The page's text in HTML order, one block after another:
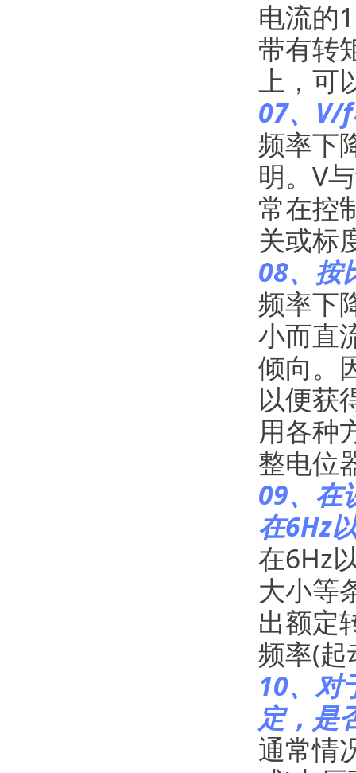
电流的
带有转
上，可
07、V/
频率下
明。V
常在控
关或标
08、按
频率下
小而直
倾向。
以便获
用各种
整电位
09、在
在6Hz
在6Hz
大小等
出额定
频率(
10、对
定，是
通常情